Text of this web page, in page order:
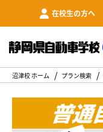
在校生の方へ
沼津校 ホーム プラン検索